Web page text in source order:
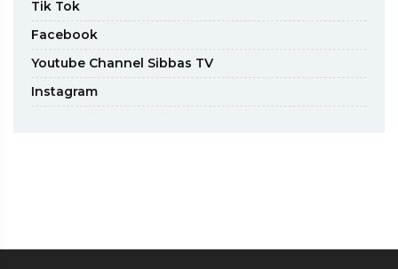
Tik Tok
Facebook
Youtube Channel Sibbas TV
Instagram